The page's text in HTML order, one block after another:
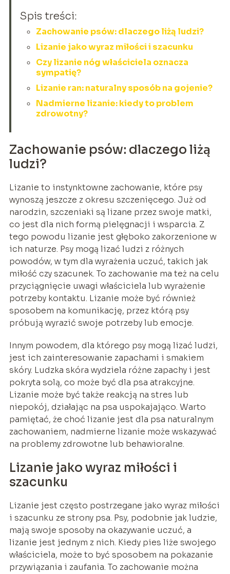
Spis treści:
Zachowanie psów: dlaczego liżą ludzi?
Lizanie jako wyraz miłości i szacunku
Czy lizanie nóg właściciela oznacza
sympatię?
Lizanie ran: naturalny sposób na gojenie?
Nadmierne lizanie: kiedy to problem
zdrowotny?
Zachowanie psów: dlaczego liżą
ludzi?
Lizanie to instynktowne zachowanie, które psy
wynoszą jeszcze z okresu szczenięcego. Już od
narodzin, szczeniaki są lizane przez swoje matki,
co jest dla nich formą pielęgnacji i wsparcia. Z
tego powodu lizanie jest głęboko zakorzenione w
ich naturze. Psy mogą lizać ludzi z różnych
powodów, w tym dla wyrażenia uczuć, takich jak
miłość czy szacunek. To zachowanie ma też na celu
przyciągnięcie uwagi właściciela lub wyrażenie
potrzeby kontaktu. Lizanie może być również
sposobem na komunikację, przez którą psy
próbują wyrazić swoje potrzeby lub emocje.
Innym powodem, dla którego psy mogą lizać ludzi,
jest ich zainteresowanie zapachami i smakiem
skóry. Ludzka skóra wydziela różne zapachy i jest
pokryta solą, co może być dla psa atrakcyjne.
Lizanie może być także reakcją na stres lub
niepokój, działając na psa uspokajająco. Warto
pamiętać, że choć lizanie jest dla psa naturalnym
zachowaniem, nadmierne lizanie może wskazywać
na problemy zdrowotne lub behawioralne.
Lizanie jako wyraz miłości i
szacunku
Lizanie jest często postrzegane jako wyraz miłości
i szacunku ze strony psa. Psy, podobnie jak ludzie,
mają swoje sposoby na okazywanie uczuć, a
lizanie jest jednym z nich. Kiedy pies liże swojego
właściciela, może to być sposobem na pokazanie
przywiązania i zaufania. To zachowanie można